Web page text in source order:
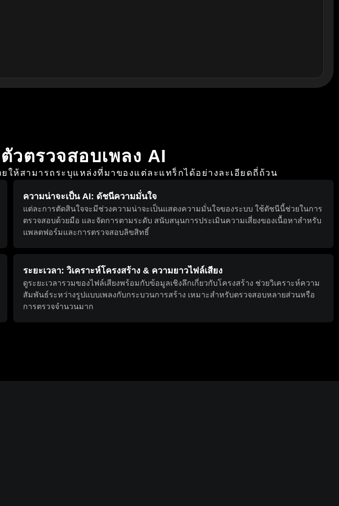
ตรวจสอบเพลง AI
ให้สามารถระบุแหล่งที่มาของแต่ละแทร็กได้อย่างละเอียดถี่ถ้วน
ความน่าจะเป็น AI: ดัชนีความมั่นใจ
แต่ละการตัดสินใจจะมีช่วงความน่าจะเป็นแสดงความมั่นใจของระบบ ใช้ดัชนีนี้ช่วยในการ
ตรวจสอบด้วยมือ และจัดการตามระดับ สนับสนุนการประเมินความเสี่ยงของเนื้อหาสำหรับ
แพลตฟอร์มและการตรวจสอบลิขสิทธิ์
ระยะเวลา: วิเคราะห์โครงสร้าง & ความยาวไฟล์เสียง
ดูระยะเวลารวมของไฟล์เสียงพร้อมกับข้อมูลเชิงลึกเกี่ยวกับโครงสร้าง ช่วยวิเคราะห์ความ
สัมพันธ์ระหว่างรูปแบบเพลงกับกระบวนการสร้าง เหมาะสำหรับตรวจสอบหลายส่วนหรือ
การตรวจจำนวนมาก